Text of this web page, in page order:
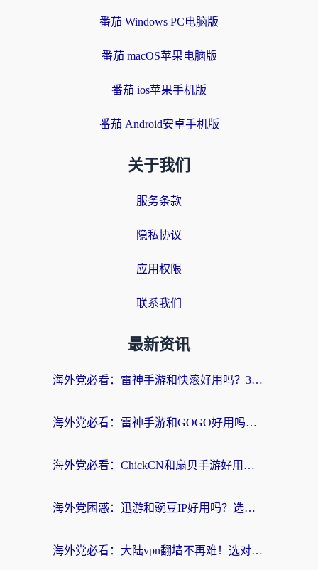
番茄 Windows PC电脑版
番茄 macOS苹果电脑版
番茄 ios苹果手机版
番茄 Android安卓手机版
关于我们
服务条款
隐私协议
应用权限
联系我们
最新资讯
海外党必看：雷神手游和快滚好用吗？3步选对回国加速器无缝刷国内资源
海外党必看：雷神手游和GOGO好用吗？3步选对回国加速器，无缝刷剧玩原神
海外党必看：ChickCN和扇贝手游好用吗？3步选对回国加速器无缝刷国内资源
海外党困惑：迅游和豌豆IP好用吗？选对回国加速器，刷剧游戏再也不卡
海外党必看：大陆vpn翻墙不再难！选对加速器，无缝刷国内资源